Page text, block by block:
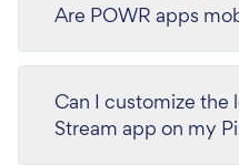
Are POWR apps
Can I customize the
Stream app on my